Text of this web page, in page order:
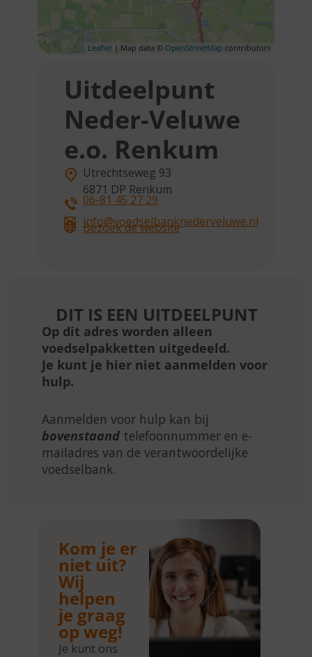
Leaflet | Map data © OpenStreetMap contributors
Uitdeelpunt
Neder-Veluwe
e.o. Renkum
Utrechtseweg 93
6871 DP Renkum
06-81 45 27 29
info@voedselbanknederveluwe.nl
Bezoek de website
DIT IS EEN UITDEELPUNT
Op dit adres worden alleen
voedselpakketten uitgedeeld.
Je kunt je hier niet aanmelden voor
hulp.
Aanmelden voor hulp kan bij
bovenstaand telefoonnummer en e-
mailadres van de verantwoordelijke
voedselbank.
Kom je er
niet uit?
Wij
helpen
je graag
op weg!
Je kunt ons